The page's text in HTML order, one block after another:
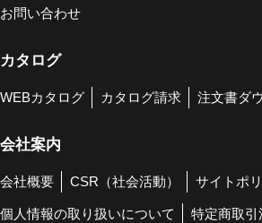
お問い合わせ
カタログ
WEBカタログ カタログ請求 注文書ダ
会社案内
会社概要 CSR（社会活動） サイトポ
個人情報の取り扱いについて 特定商取引